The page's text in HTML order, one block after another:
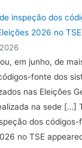
inspeção dos
2026 no TSE
em junho, de
fonte dos
nas Eleições
na sede […]
dos
no TSE